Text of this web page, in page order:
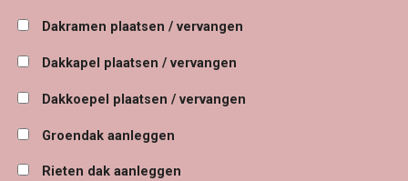
Dakramen plaatsen / vervangen
Dakkapel plaatsen / vervangen
Dakkoepel plaatsen / vervangen
Groendak aanleggen
Rieten dak aanleggen